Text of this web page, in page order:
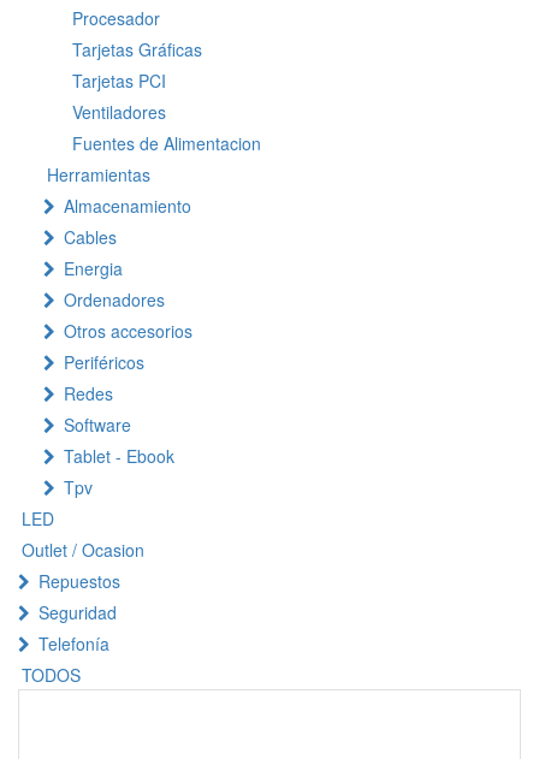
Procesador
Tarjetas Gráficas
Tarjetas PCI
Ventiladores
Fuentes de Alimentacion
Herramientas
Almacenamiento
Cables
Energia
Ordenadores
Otros accesorios
Periféricos
Redes
Software
Tablet - Ebook
Tpv
LED
Outlet / Ocasion
Repuestos
Seguridad
Telefonía
TODOS